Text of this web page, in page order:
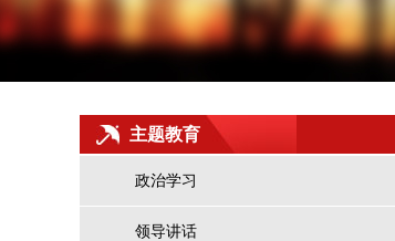
主题教育
政治学习
领导讲话